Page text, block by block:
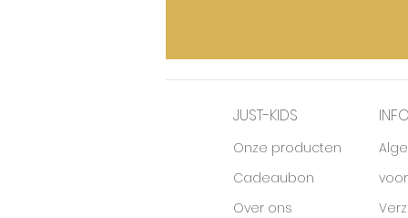
JUST-KIDS
Onze producten
Cadeaubon
Over ons